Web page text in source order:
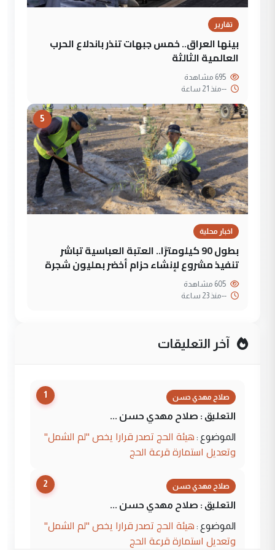
تقارير
بينها العراق.. خمس جبهات تنذر باندلاع الحرب
العالمية الثالثة
--منذ 21 ساعة
5
اخبار محلية
بطول 90 كيلومترًا.. العتبة العباسية تباشر
تنفيذ مشروع لإنشاء حزام أخضر بمليون شجرة
--منذ 23 ساعة
آخر التعليقات
1 صلاح مهدي حسن
التعليق : صلاح مهدي حسن ...
الموضوع : هيئة الحج تصدر قرارا يخص "لم الشمل"
وتعديل استمارة قرعة الحج
2 صلاح مهدي حسن
التعليق : صلاح مهدي حسن ...
الموضوع : هيئة الحج تصدر قرارا يخص "لم الشمل"
وتعديل استمارة قرعة الحج